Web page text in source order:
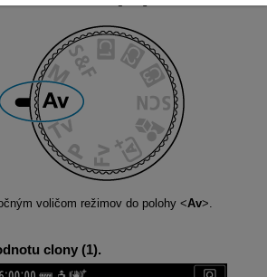
voličom režimov do polohy Av
clony (1).